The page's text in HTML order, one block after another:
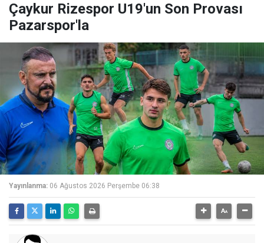
Çaykur Rizespor U19'un Son Provası
Pazarspor'la
Yayınlanma: 06 Ağustos 2026 Perşembe 06:38